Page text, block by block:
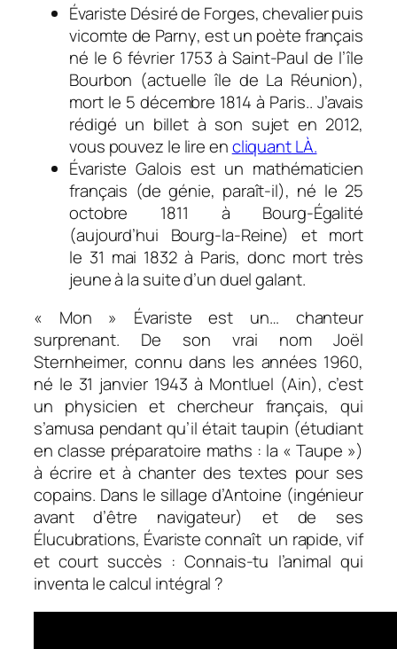
Évariste Désiré de Forges, chevalier puis
vicomte de Parny, est un poète français
né le 6 février 1753 à Saint-Paul de l’île
Bourbon (actuelle île de La Réunion),
mort le 5 décembre 1814 à Paris.. J’avais
rédigé un billet à son sujet en 2012,
vous pouvez le lire encliquant LÀ.
Évariste Galois est un mathématicien
français (de génie, paraît-il), né le 25
octobre 1811 à Bourg-Égalité
(aujourd’hui Bourg-la-Reine) et mort
le 31 mai 1832à Paris, donc mort très
jeune à la suite d’un duel galant.
« Mon » Évariste est un… chanteur
surprenant. De son vrai nom Joël
Sternheimer, connu dans les années 1960,
né le 31 janvier 1943 à Montluel (Ain), c’est
un physicien et chercheur français, qui
s’amusa pendant qu’il était taupin (étudiant
en classe préparatoire maths : la « Taupe »)
à écrire et à chanter des textes pour ses
copains. Dans le sillage d’Antoine (ingénieur
avant d’être navigateur) et de ses
Élucubrations, Évariste connaît un rapide, vif
et court succès :Connais-tu l’animal qui
inventa le calcul intégral ?